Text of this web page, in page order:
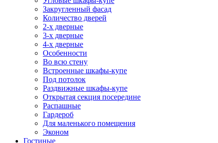
Закругленный фасад
Количество дверей
2-х дверные
3-х дверные
4-х дверные
Особенности
Во всю стену
Встроенные шкафы-купе
Под потолок
Раздвижные шкафы-купе
Открытая секция посередине
Распашные
Гардероб
Для маленького помещения
Эконом
Гостиные